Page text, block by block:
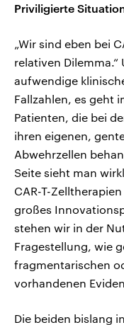
Priviligierte
„Wir sind eben bei
relativen
aufwendige
Fallzahlen, es geht
Patienten, die bei
ihren eigenen,
Abwehrzellen
Seite sieht man
CAR-T-
großes
stehen wir in der
Fragestellung, wie
fragmentarischen
vorhandenen
Die beiden bislang